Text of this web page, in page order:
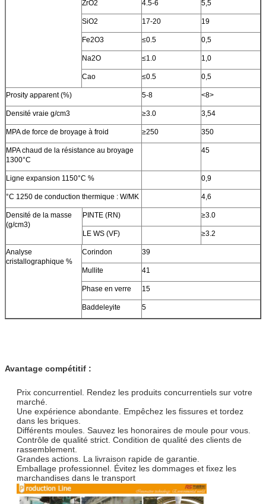
ZrO2 4.5-6 5,5
SiO2 17-20 19
Fe2O3 ≤0.5 0,5
Na2O ≤1.0 1,0
Cao ≤0.5 0,5
Prosity apparent (%) 5-8 <8>
Densité vraie g/cm3 ≥3.0 3,54
MPA de force de broyage à froid ≥250 350
MPA chaud de la résistance au broyage
1300°C
45
Ligne expansion 1150°C % 0,9
°C 1250 de conduction thermique : W/MK 4,6
Densité de la masse
(g/cm3)
PINTE (RN) ≥3.0
LE WS (VF) ≥3.2
Analyse
cristallographique %
Corindon 39
Mullite 41
Phase en verre 15
Baddeleyite 5
Avantage compétitif :
Prix concurrentiel. Rendez les produits concurrentiels sur votre
marché.
Une expérience abondante. Empêchez les fissures et tordez
dans les briques.
Différents moules. Sauvez les honoraires de moule pour vous.
Contrôle de qualité strict. Condition de qualité des clients de
rassemblement.
Grandes actions. La livraison rapide de garantie.
Emballage professionnel. Évitez les dommages et fixez les
marchandises dans le transport